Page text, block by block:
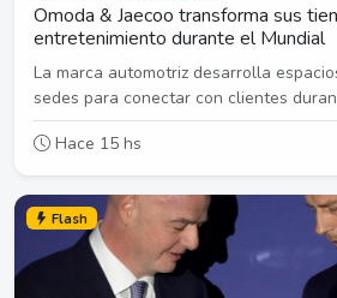
Omoda & Jaecoo transforma sus
entretenimiento durante el Mundial
La marca automotriz desarrolla
sedes para conectar con clientes
Hace 15 hs
Flash